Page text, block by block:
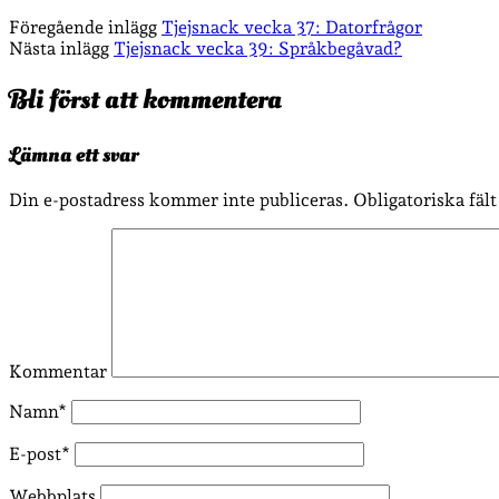
Föregående inlägg Tjejsnack vecka 37: Datorfrågor
Nästa inlägg Tjejsnack vecka 39: Språkbegåvad?
Bli först att kommentera
Lämna ett svar
Din e-postadress kommer inte publiceras. Obligatoriska
Kommentar
Namn*
E-post*